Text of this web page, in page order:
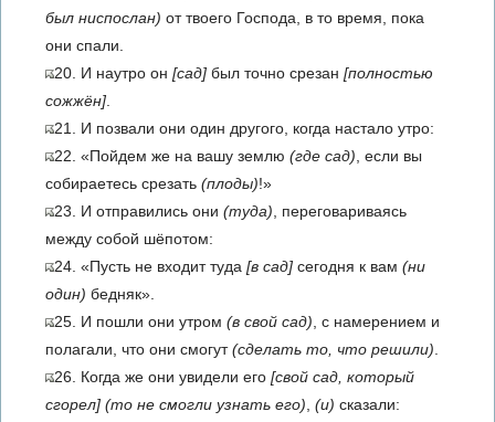
был ниспослан) от твоего Господа, в то время, пока
они спали.
20. И наутро он [сад] был точно срезан [полностью
сожжён]
21. И позвали они один другого, когда настало утро:
22. «Пойдем же на вашу землю (где сад) , если вы
собираетесь срезать (плоды)!»
23. И отправились они (туда) , переговариваясь
между собой шёпотом:
24. «Пусть не входит туда [в сад] сегодня к вам (ни
один) бедняк».
25. И пошли они утром (в свой сад) , с намерением и
полагали, что они смогут(сделать то, что решили)
26. Когда же они увидели его [свой сад, который
сгорел] (то не смогли узнать его) (и) сказали: